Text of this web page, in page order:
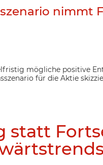
nimmt
mögliche positive
für die Aktie
statt